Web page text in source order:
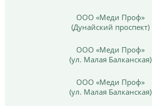
ООО «Меди Проф»
(Дунайский проспект)
ООО «Меди Проф»
(ул. Малая Балканская)
ООО «Меди Проф»
(ул. Малая Балканская)